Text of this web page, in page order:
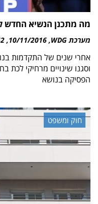
מה מתכנן הנשיא החדש
מערכת WDG 10/11/2016
אחרי שנים של התקדמות
וסגנו שינויים מרחיקי לכת
הפסיקה בנושא
חוק ומשפט